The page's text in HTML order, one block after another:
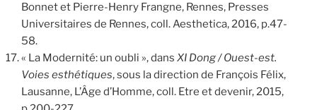
Bonnet et Pierre-Henry Frangne, Rennes, Presses
Universitaires de Rennes, coll. Aesthetica, 2016, p.47-
58.
« La Modernité: un oubli », dans XI Dong / Ouest-est.
Voies esthétiques, sous la direction de François Félix,
Lausanne, L’Âge d’Homme, coll. Etre et devenir, 2015,